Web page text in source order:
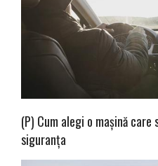
(P) Cum alegi o mașină
siguranța